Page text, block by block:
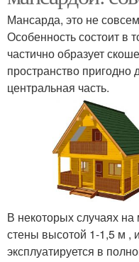
Мансарда, это не
Особенность состоит в
частично образует
пространство пригодно
центральная часть.
В некоторых случаях
стены высотой 1-1,5 м ,
эксплуатируется в